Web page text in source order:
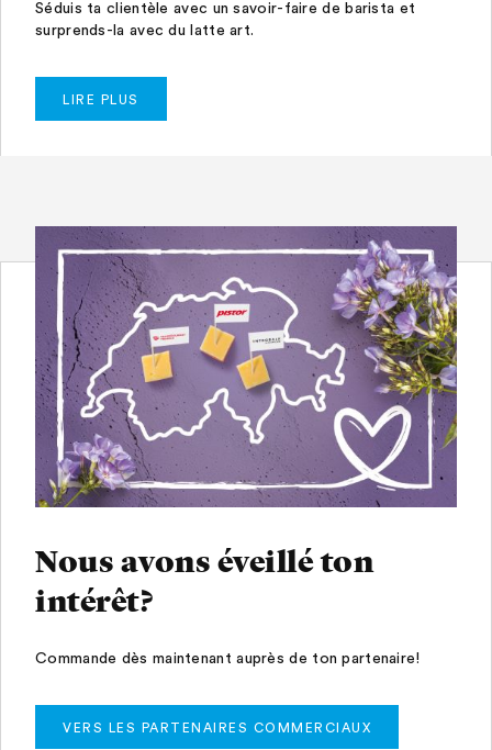
Séduis ta clientèle avec un savoir-faire de barista et
surprends-la avec du latte art.
LIRE PLUS
Nous avons éveillé ton
intérêt?
Commande dès maintenant auprès de ton partenaire!
VERS LES PARTENAIRES COMMERCIAUX